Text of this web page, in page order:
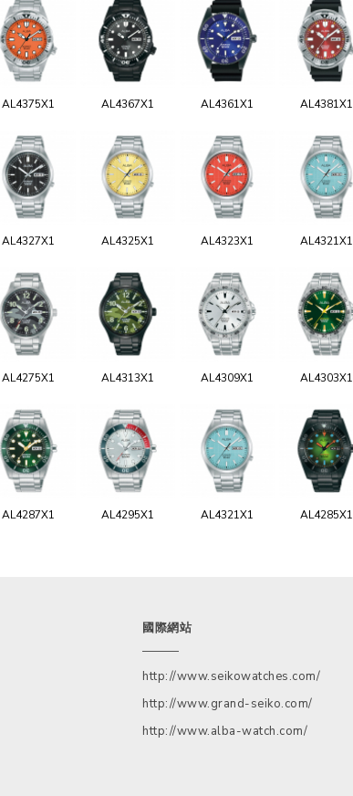
AL4375X1 AL4367X1 AL4361X1 AL4381X1
AL4327X1 AL4325X1 AL4323X1 AL4321X1
AL4275X1 AL4313X1 AL4309X1 AL4303X1
AL4287X1 AL4295X1 AL4321X1 AL4285X1
國際網站
http://www.seikowatches.com/
http://www.grand-seiko.com/
http://www.alba-watch.com/